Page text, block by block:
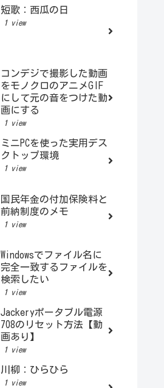
短歌：西瓜の日
1 view
コンデジで撮影した動画
をモノクロのアニメGIF
にして元の音をつけた動
画にする
1 view
ミニPCを使った実用デス
クトップ環境
1 view
国民年金の付加保険料と
前納制度のメモ
1 view
Windowsでファイル名に
完全一致するファイルを
検索したい
1 view
Jackeryポータブル電源
708のリセット方法【動
画あり】
1 view
川柳：ひらひら
1 view